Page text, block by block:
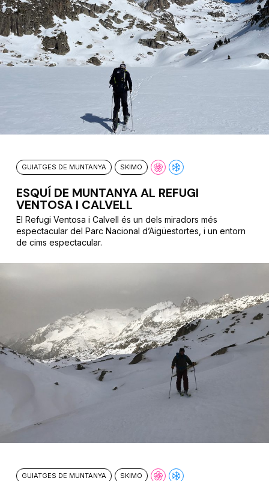
GUIATGES DE MUNTANYA SKIMO
ESQUÍ DE MUNTANYA AL REFUGI
VENTOSA I CALVELL
El Refugi Ventosa i Calvell és un dels miradors més
espectacular del Parc Nacional d’Aigüestortes, i un entorn
de cims espectacular.
GUIATGES DE MUNTANYA SKIMO